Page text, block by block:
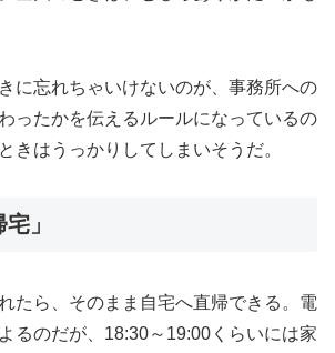
に忘れちゃいけないのが、事務所への
ったかを伝えるルールになっているの
きはうっかりしてしまいそうだ。
」
たら、そのまま自宅へ直帰できる。電
るのだが、18:30～19:00くらいには家